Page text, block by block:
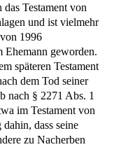
Testament von
und ist vielmehr
1996
Ehemann geworden.
späteren Testament
dem Tod seiner
nach § 2271 Abs. 1
im Testament von
dass seine
zu Nacherben